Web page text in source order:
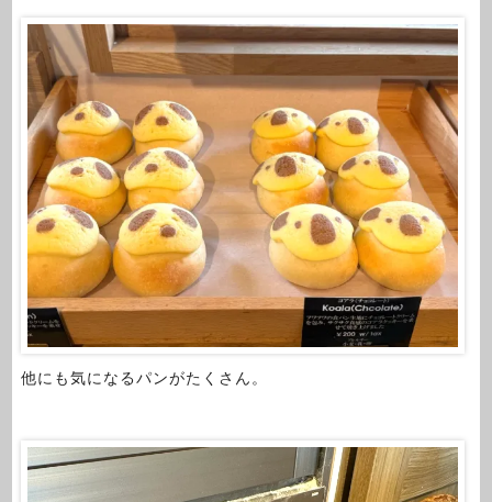
他にも気になるパンがたくさん。